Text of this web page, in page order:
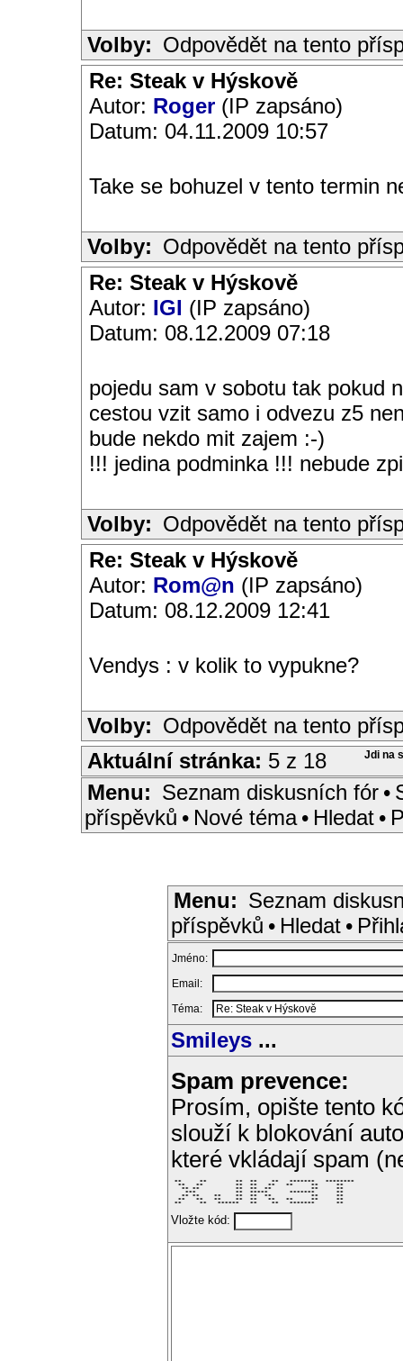
Volby: Odpovědět na tento
Re: Steak v Hýskově
Autor: Roger (IP zapsáno)
Datum: 04.11.2009 10:57
Take se bohuzel v tento termin
Volby: Odpovědět na tento
Re: Steak v Hýskově
Autor: IGI (IP zapsáno)
Datum: 08.12.2009 07:18
pojedu sam v sobotu tak pokud
cestou vzit samo i odvezu z5
bude nekdo mit zajem :-)
!!! jedina podminka !!! nebude
Volby: Odpovědět na tento
Re: Steak v Hýskově
Autor: Rom@n (IP zapsáno)
Datum: 08.12.2009 12:41
Vendys : v kolik to vypukne?
Volby: Odpovědět na tento
Jdi na
Aktuální stránka: 5 z 18
Menu: Seznam diskusních fór •
příspěvků • Nové téma • Hledat •
Menu: Seznam
příspěvků • Hledat •
Jméno:
Email:
Téma:
Smileys ...
Spam prevence:
Prosím, opište tento
slouží k blokování
které vkládají spam
**     **        **  **    **   *******   ********
  **   **         **  **   **   **     **     **
   ** **          **  **  **           **     **
    ***           **  *****      *******      **
   ** **    **    **  **  **           **     **
  **   **   **    **  **   **   **     **     **
**     **   ******   **    **   *******      **
Vložte kód: